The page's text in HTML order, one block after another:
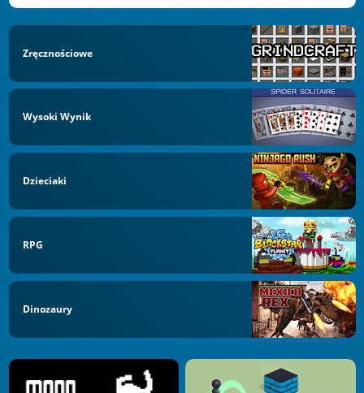
Zręcznościowe
Wysoki Wynik
Dzieciaki
RPG
Dinozaury